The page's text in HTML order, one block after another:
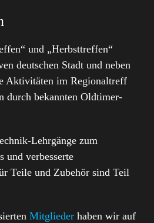
und „Herbsttreffen“
deutschen Stadt und neben
Aktivitäten im Regionaltreff
durch bekannten Oldtimer-
Lehrgänge zum
und verbesserte
Teile und Zubehör sind Teil
Mitglieder haben wir auf